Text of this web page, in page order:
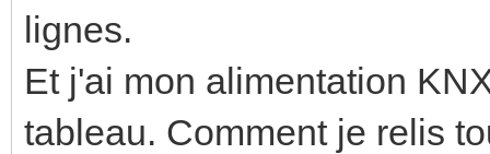
lignes.
Et j'ai mon alimentation
tableau. Comment je relis